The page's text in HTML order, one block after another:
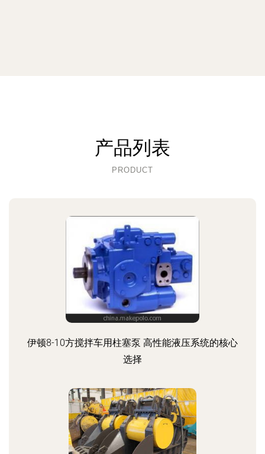
产品列表
PRODUCT
伊顿8-10方搅拌车用柱塞泵 高性能液压系统的核心
选择